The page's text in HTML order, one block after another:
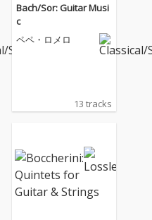
Bach/Sor: Guitar Musi
c
ペペ・ロメロ
13 tracks